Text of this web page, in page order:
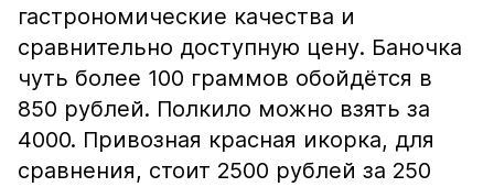
гастрономические качества и
сравнительно доступную цену. Баночка
чуть более 100 граммов обойдётся в
850 рублей. Полкило можно взять за
4000. Привозная красная икорка, для
сравнения, стоит 2500 рублей за 250